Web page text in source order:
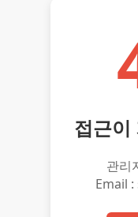
접근이
관리
Email